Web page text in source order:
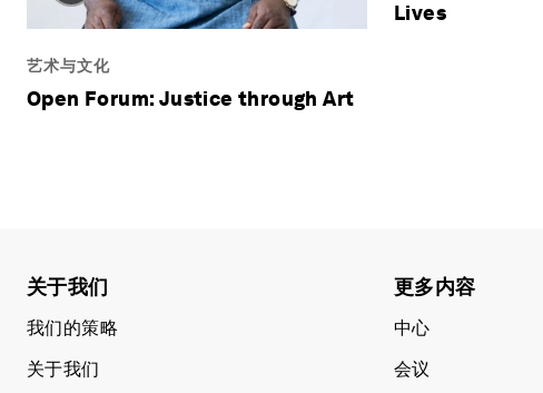
艺术与文化
Open Forum: Justice through Art
Lives
关于我们
我们的策略
关于我们
更多内容
中心
会议